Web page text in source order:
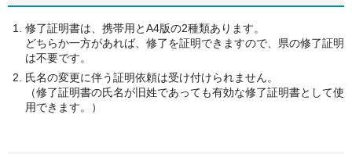
修了証明書は、携帯用とA4版の2種類あります。
どちらか一方があれば、修了を証明できますので、県の修了証明
は不要です。
氏名の変更に伴う証明依頼は受け付けられません。
（修了証明書の氏名が旧姓であっても有効な修了証明書として使
用できます。）